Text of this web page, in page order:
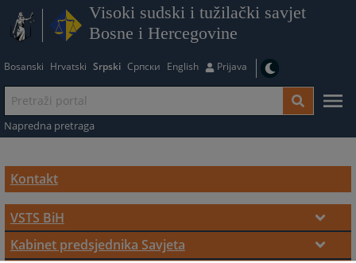
Visoki sudski i tužilački savjet
Bosne i Hercegovine
Bosanski Hrvatski Srpski Српски English Prijava
Napredna pretraga
Kontakt
VSTS BiH
Kontakt
Kabinet predsjednika Savjeta